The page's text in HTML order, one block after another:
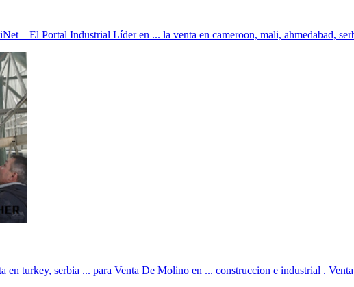
– El Portal Industrial Líder en ... la venta en cameroon, mali, ahmedabad,
en turkey, serbia ... para Venta De Molino en ... construccion e industrial .